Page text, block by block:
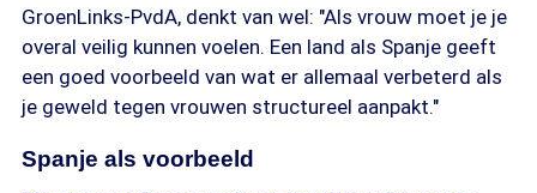
GroenLinks-PvdA, denkt van wel: "Als vrouw moet je je
overal veilig kunnen voelen. Een land als Spanje geeft
een goed voorbeeld van wat er allemaal verbeterd als
je geweld tegen vrouwen structureel aanpakt."
Spanje als voorbeeld